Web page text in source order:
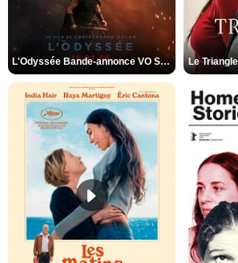
L'Odyssée Bande-annonce VO STFR Le